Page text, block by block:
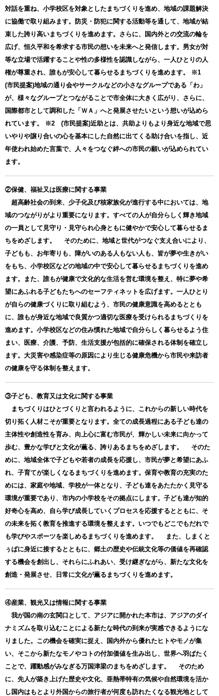
対話を重ね、小学校区を対象としたまちづくりを進め、地域の課題解決
に協働で取り組みます。防災・防犯に関する活動等を通して、地域が結
束した誇り高いまちづくりを進めます。さらに、国内外との交流の輪を
広げ、恒久平和を希求する市民の想いを未来へと発信します。男女が対
等な立場で活躍することや性の多様性を認識しながら、一人ひとりの人
権が尊重され、誰もが安心して暮らせるまちづくりを進めます。 ※1
(市民提案)地域の通り会やサークルなどの小さなグループである「わ」
が、様々なグループとつながることで市全体に大きく広がり、さらに、
国際都市として調和した「ＷＡ」へと発展させたいという想いが込めら
れています。 ※2 (市民提案)近助とは、共助よりもより身近な地域で思
いやりや譲り合いの心を基本にした自然に出てくる助け合いを指し、近
年使われ始めた言葉で、人々をつなぐ絆への市民の願いが込められてい
ます。
②保健、福祉又は医療に関する事業
超高齢社会の到来、少子化及び核家族化が進行する中においては、地
域のつながりがより重要になります。すべての人が自分らしく輝き地域
の一員として見守り・見守られ心身ともに健やかで安心して暮らせるま
ちをめざします。 そのために、地域と世代がつなぐ支え合いにより、
子どもも、お年寄りも、障がいのある人もない人も、皆が夢や生きがい
をもち、小学校区などの地域の中で安心して暮らせるまちづくりを進め
ます。また、誰もが健康で文化的な生活を営む環境を整え、特に夢や希
望にあふれる子どもたちへのセーフティネットを広げます。一人ひとり
が自らの健康づくりに取り組むよう、市民の健康意識を高めるととも
に、誰もが身近な地域で良質かつ適切な医療を受けられるまちづくりを
進めます。小学校区などの住み慣れた地域で自分らしく暮らせるよう住
まい、医療、介護、予防、生活支援が包括的に確保される体制を確立し
ます。大災害や感染症等の原因により生じる健康危機から市民や来訪者
の健康を守る体制を整えます。
③子ども、教育又は文化に関する事業
まちづくりはひとづくりと言われるように、これからの新しい時代を
切り拓く人材こそが重要となります。全ての成長過程にある子ども達の
主体性や創造性を育み、向上心に富む市民が、輝かしい未来に向かって
歩む、豊かな学びと文化が薫る、誇りあるまちをめざします。 そのた
めに、地域全体で子どもや若者の成長を応援し、市民が夢と希望にあふ
れ、子育てが楽しくなるまちづくりを進めます。保育や教育の充実のた
めには、家庭や地域、学校が一体となり、子ども達をあたたかく見守る
環境が重要であり、市内の小学校をその拠点にします。子ども達が知的
好奇心を高め、自ら学び成長していくプロセスを応援するとともに、そ
の未来を拓く教育を推進する環境を整えます。いつでもどこでもだれで
も学びやスポーツを楽しめるまちづくりを進めます。 また、しまくと
ぅばに身近に接するとともに、郷土の歴史や伝統文化等の価値を再確認
する機会を創出し、それらにふれあい、受け継ぎながら、新たな文化を
創造・発展させ、日常に文化が薫るまちづくりを進めます。
④産業、観光又は情報に関する事業
我が国の南の玄関口として、アジアに開かれた本市は、アジアのダイ
ナミズムを取り込むことによる新たな時代の到来が実感できるようにな
りました。この機会を確実に捉え、国内外から優れたヒトやモノが集
い、そこから新たなモノやコトの付加価値を生み出し、世界へ羽ばたく
ことで、躍動感がみなぎる万国津梁のまちをめざします。 そのため
に、先人が築き上げた歴史や文化、亜熱帯特有の気候や自然環境を活か
し国内はもとより外国からの旅行者が何度も訪れたくなる観光地として